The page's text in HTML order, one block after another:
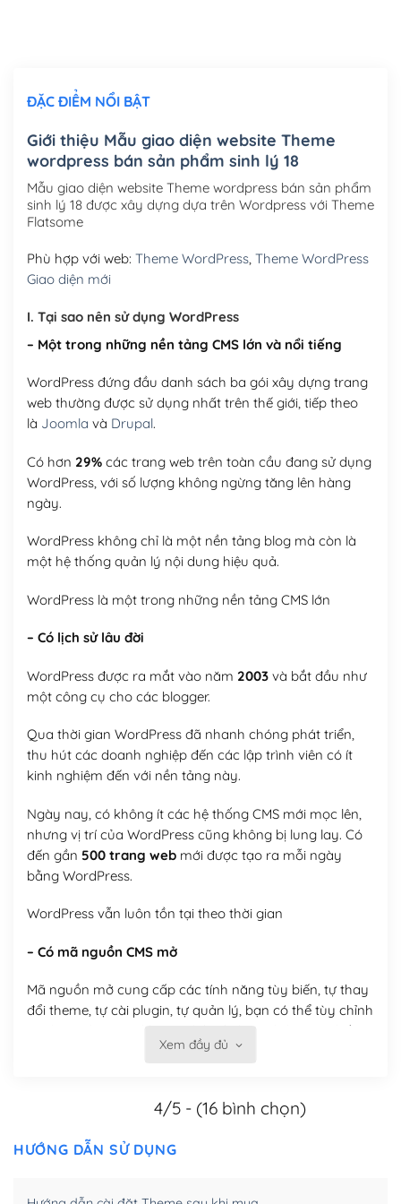
Mua thêm Host + Tên miền
Tên miền quốc tế .com .net .org (1 năm)
Tên miền Việt Nam .vn (1 năm)(+550,000₫)
Hosting 2GB SSD (1 năm)(+450,000₫)
Hosting 5GB SSD (1 năm)
Hosting 8GB SSD (1 năm)
ĐẶC ĐIỂM NỔI BẬT
Giới thiệu Mẫu giao diện website Theme
wordpress bán sản phẩm sinh lý 18
Mẫu giao diện website Theme wordpress bán sản phẩm
sinh lý 18 được xây dựng dựa trên Wordpress với Theme
Flatsome
Phù hợp với web: Theme WordPress, Theme WordPress
Giao diện mới
I. Tại sao nên sử dụng WordPress
– Một trong những nền tảng CMS lớn và nổi tiếng
WordPress đứng đầu danh sách ba gói xây dựng trang
web thường được sử dụng nhất trên thế giới, tiếp theo
là Joomla và Drupal.
Có hơn 29%các trang web trên toàn cầu đang sử dụng
WordPress, với số lượng không ngừng tăng lên hàng
ngày.
WordPress không chỉ là một nền tảng blog mà còn là
một hệ thống quản lý nội dung hiệu quả.
WordPress là một trong những nền tảng CMS lớn
– Có lịch sử lâu đời
WordPress được ra mắt vào năm 2003và bắt đầu như
một công cụ cho các blogger.
Qua thời gian WordPress đã nhanh chóng phát triển,
thu hút các doanh nghiệp đến các lập trình viên có ít
kinh nghiệm đến với nền tảng này.
Ngày nay, có không ít các hệ thống CMS mới mọc lên,
nhưng vị trí của WordPress cũng không bị lung lay. Có
đến gần 500 trang webmới được tạo ra mỗi ngày
bằng WordPress.
WordPress vẫn luôn tồn tại theo thời gian
– Có mã nguồn CMS mở
Mã nguồn mở cung cấp các tính năng tùy biến, tự thay
đổi theme, tự cài plugin, tự quản lý, bạn có thể tùy chỉnh
nó theo ý bạn mà không phải sử dụng dịch vụ tại bất
Có thể tùy biến trên website WordPress
Xem đầy đủ
4/5 - (16 bình chọn)
HƯỚNG DẪN SỬ DỤNG